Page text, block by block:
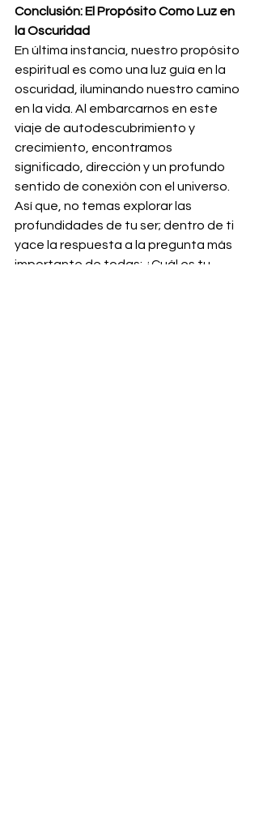
Conclusión: El Propósito Como Luz en
la Oscuridad
En última instancia, nuestro propósito
espiritual es como una luz guía en la
oscuridad, iluminando nuestro camino
en la vida. Al embarcarnos en este
viaje de autodescubrimiento y
crecimiento, encontramos
significado, dirección y un profundo
sentido de conexión con el universo.
Así que, no temas explorar las
profundidades de tu ser; dentro de ti
yace la respuesta a la pregunta más
importante de todas: ¿Cuál es tu